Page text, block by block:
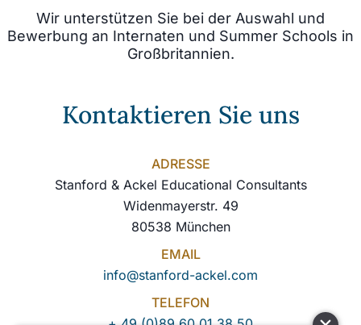
Wir unterstützen Sie bei der Auswahl und
Bewerbung an Internaten und Summer Schools in
Großbritannien.
Kontaktieren Sie uns
ADRESSE
Stanford & Ackel Educational Consultants
Widenmayerstr. 49
80538 München
EMAIL
info@stanford-ackel.com
TELEFON